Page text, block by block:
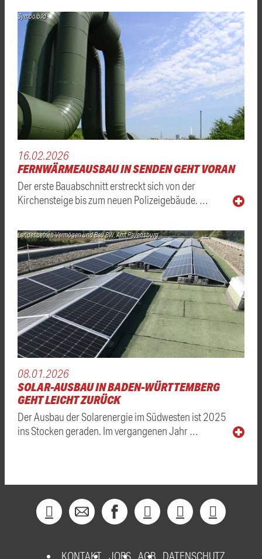
Symbolbild
16.02.2026
FERNWÄRMEAUSBAU IN SENDEN GEHT VORAN
Der erste Bauabschnitt erstreckt sich von der
Kirchensteige bis zum neuen Polizeigebäude. …
Landesbetrieb Vermögen und Bau BW, Amt Ravensburg
08.01.2026
SOLAR-AUSBAU IN BADEN-WÜRTTEMBERG
GEHT LEICHT ZURÜCK
Der Ausbau der Solarenergie im Südwesten ist 2025
ins Stocken geraden. Im vergangenen Jahr …
KONTAKT JOBS AGB DATENSCHUTZ